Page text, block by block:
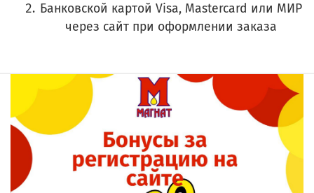
Банковской картой Visa, Mastercard или МИР
через сайт при оформлении заказа